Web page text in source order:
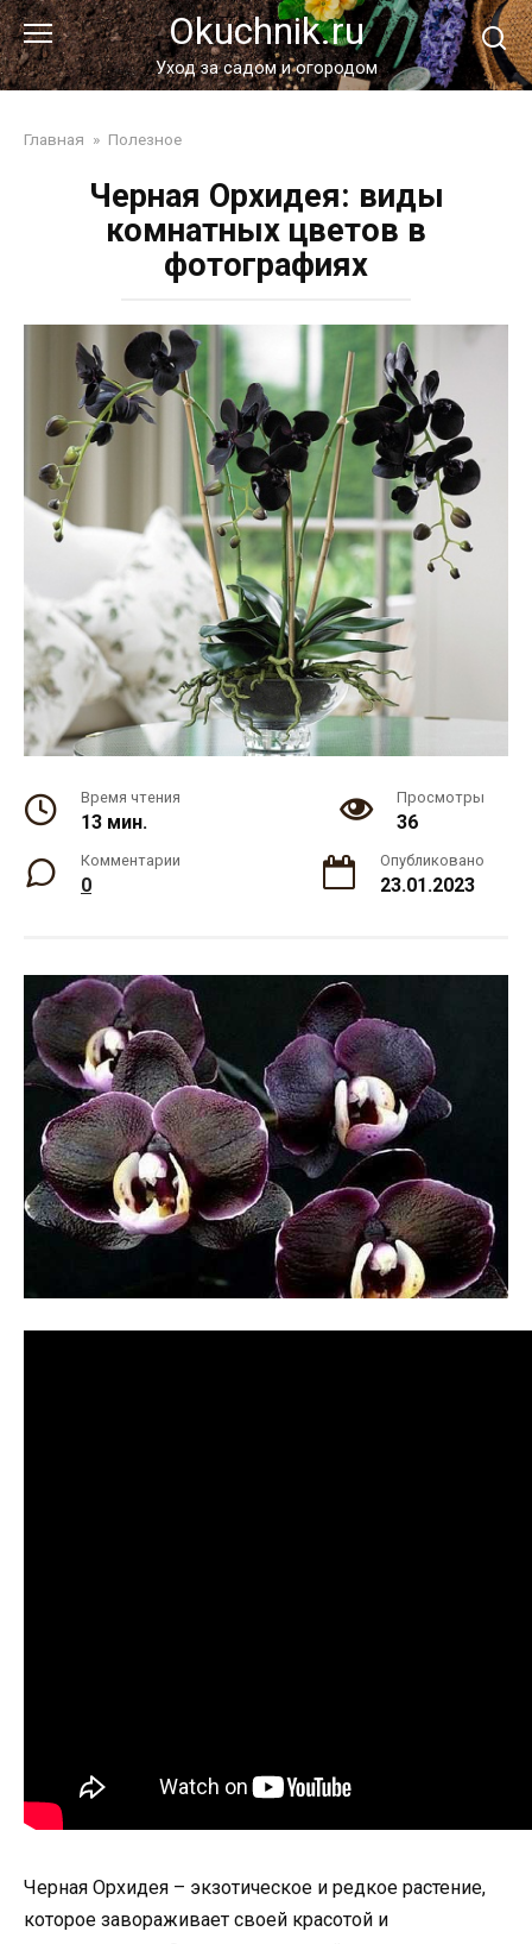
Перейти
к
контенту
Okuchnik.ru
Уход за садом и огородом
Главная » Полезное
Черная Орхидея: виды
комнатных цветов в
фотографиях
Время чтения
13 мин.
Просмотры
36
Комментарии
0
Опубликовано
23.01.2023
Черная Орхидея – экзотическое и редкое растение,
которое завораживает своей красотой и